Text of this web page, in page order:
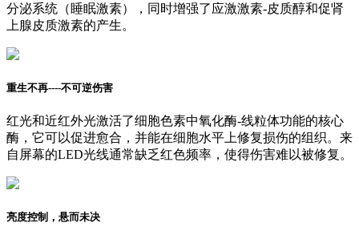
分泌系统（睡眠激素），同时增强了应激激素-皮质醇和促肾
上腺皮质激素的产生。
重生不再----不可逆伤害
红光和近红外光激活了细胞色素中氧化酶-线粒体功能的核心
酶，它可以促进愈合，并能在细胞水平上修复损伤的组织。来
自屏幕的LED光线通常缺乏红色频率，使得伤害难以被修复。
亮度控制，悬而未决